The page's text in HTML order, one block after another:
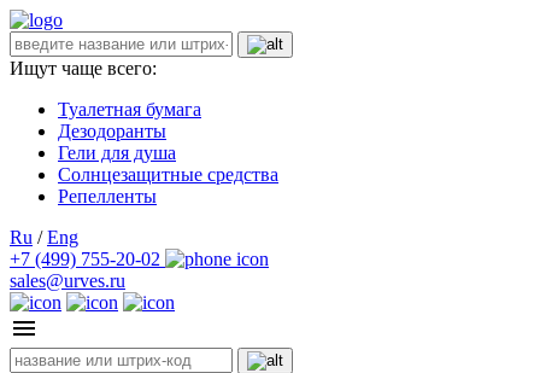
Ищут чаще всего:
Туалетная бумага
Дезодоранты
Гели для душа
Солнцезащитные средства
Репелленты
Ru / Eng
+7 (499) 755-20-02
sales@urves.ru